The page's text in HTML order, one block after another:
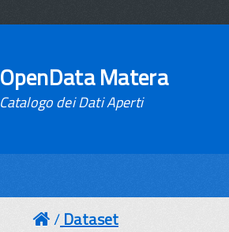
OpenData Matera
Catalogo dei Dati Aperti
Dataset